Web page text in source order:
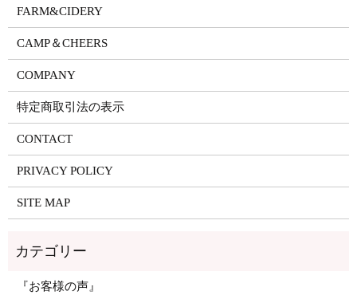
FARM&CIDERY
CAMP＆CHEERS
COMPANY
特定商取引法の表示
CONTACT
PRIVACY POLICY
SITE MAP
『お客様の声』